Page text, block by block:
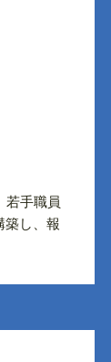
若手職員
築し、報